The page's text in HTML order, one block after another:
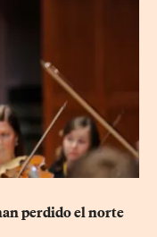
perdido el norte